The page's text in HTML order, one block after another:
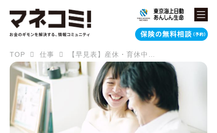
TOP 仕事 【早見表】産休・育休中の給与はもらえない？代わりにもらえる手当も解説